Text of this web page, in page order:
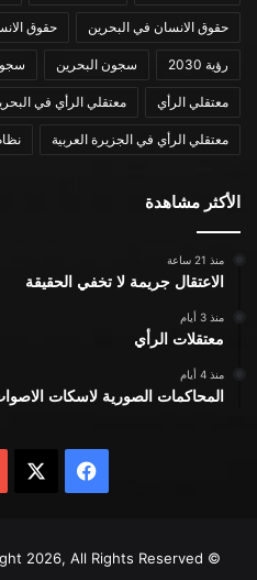
حقوق الانسان في البحرين حقوق
رؤية 2030 سجون البحرين
معتقلي الرأي معتقلي الرأي في
معتقلي الرأي في الجزيرة العربية
الأكثر مشاهدة
منذ 21 ساعة
الاعتقال جريمة لا تخفي الحقيقة
منذ 3 أيام
معتقلات الرأي
منذ 4 أيام
المحاكمات الصورية لاسكات
فيسبوك